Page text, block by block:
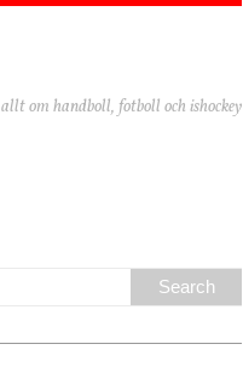
allt om handboll, fotboll och ishockey